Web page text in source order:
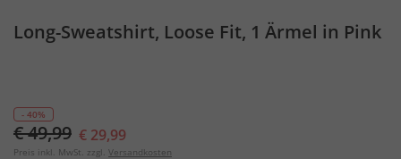
Long-Sweatshirt, Loose Fit, 1 Ärmel in Pink
- 40%
€ 49,99 € 29,99
Preis inkl. MwSt. zzgl. Versandkosten